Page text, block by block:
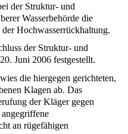
der Struktur- und
Wasserbehörde die
Hochwasserrückhaltung.
der Struktur- und
Juni 2006 festgestellt.
die hiergegen gerichteten,
Klagen ab. Das
der Kläger gegen
an rügefähigen